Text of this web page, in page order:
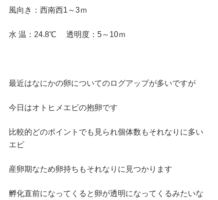
風向き：西南西1～3ｍ
水 温：24.8℃ 透明度：5～10ｍ
最近はなにかの卵についてのログアップが多いですが
今日はオトヒメエビの抱卵です
比較的どのポイントでも見られ個体数もそれなりに多い
エビ
産卵期なため卵持ちもそれなりに見つかります
孵化直前になってくると卵が透明になってくるみたいな